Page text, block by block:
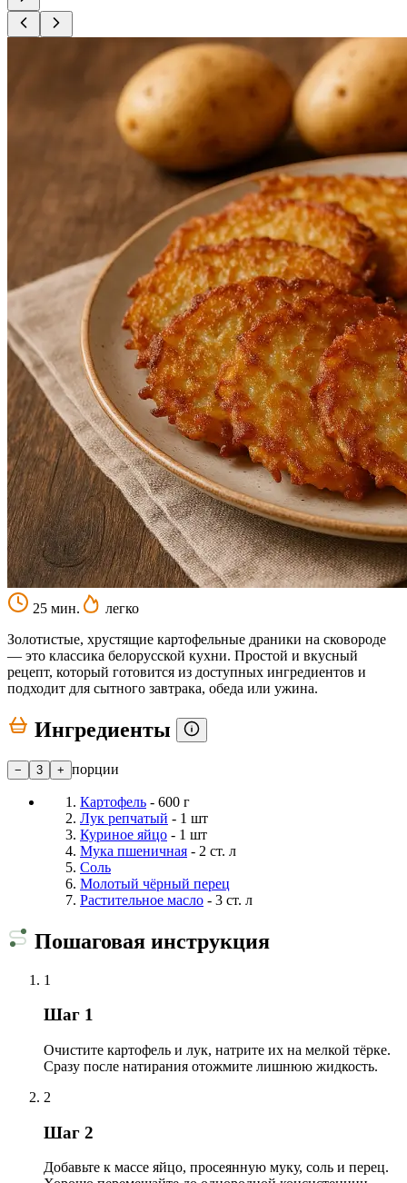
25 мин.
легко
Золотистые, хрустящие картофельные драники на сковороде
— это классика белорусской кухни. Простой и вкусный
рецепт, который готовится из доступных ингредиентов и
подходит для сытного завтрака, обеда или ужина.
Ингредиенты
− 3 + порции
Картофель - 600 г
Лук репчатый - 1 шт
Куриное яйцо - 1 шт
Мука пшеничная - 2 ст. л
Соль
Молотый чёрный перец
Растительное масло - 3 ст. л
Пошаговая инструкция
1
Шаг 1
Очистите картофель и лук, натрите их на мелкой тёрке.
Сразу после натирания отожмите лишнюю жидкость.
2
Шаг 2
Добавьте к массе яйцо, просеянную муку, соль и перец.